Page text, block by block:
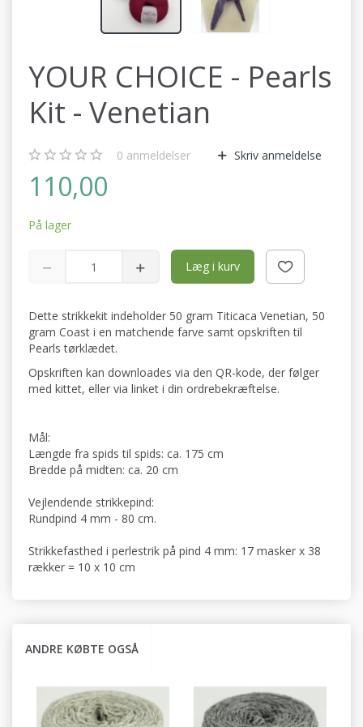
YOUR CHOICE - Pearls
Kit - Venetian
0 anmeldelser Skriv anmeldelse
110,00
På lager
Læg i kurv
Dette strikkekit indeholder 50 gram Titicaca Venetian, 50
gram Coast i en matchende farve samt opskriften til
Pearls tørklædet.
Opskriften kan downloades via den QR-kode, der følger
med kittet, eller via linket i din ordrebekræftelse.
Mål:
Længde fra spids til spids: ca. 175 cm
Bredde på midten: ca. 20 cm
Vejlendende strikkepind:
Rundpind 4 mm - 80 cm.
Strikkefasthed i perlestrik på pind 4 mm: 17 masker x 38
rækker = 10 x 10 cm
ANDRE KØBTE OGSÅ